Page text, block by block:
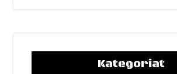
Kategoriat